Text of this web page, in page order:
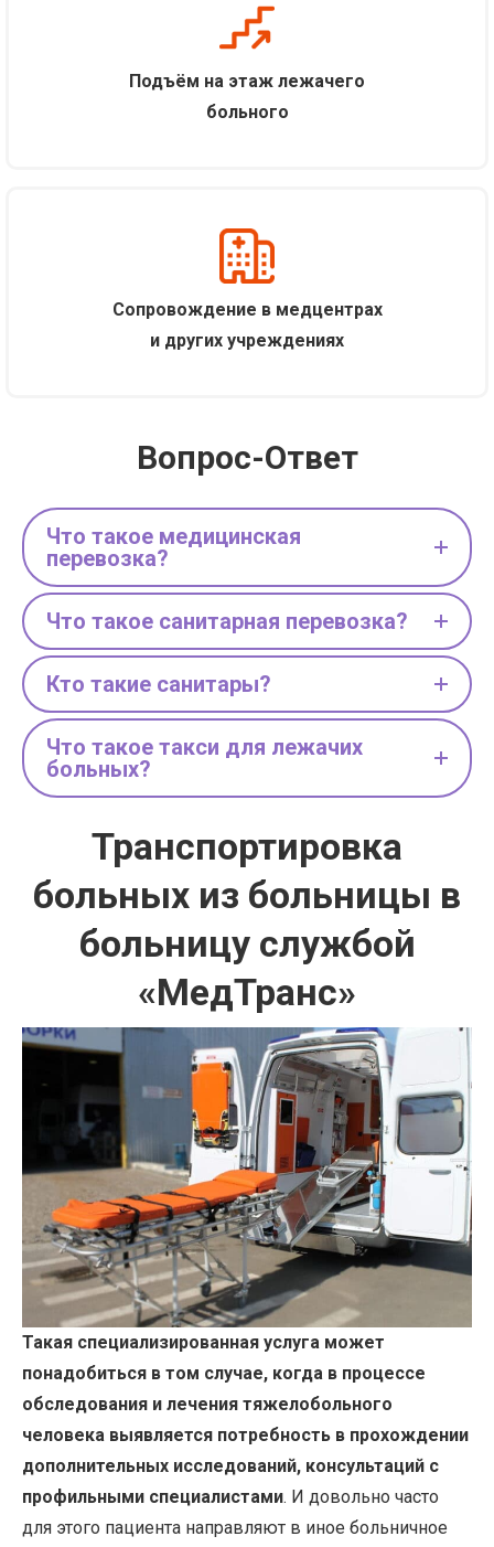
Подъём на этаж лежачего
больного
Сопровождение в медцентрах
и других учреждениях
Вопрос-Ответ
Что такое медицинская
перевозка?
Что такое санитарная перевозка?
Кто такие санитары?
Что такое такси для лежачих
больных?
Транспортировка
больных из больницы в
больницу службой
«МедТранс»
Такая специализированная услуга может
понадобиться в том случае, когда в процессе
обследования и лечения тяжелобольного
человека выявляется потребность в прохождении
дополнительных исследований, консультаций с
профильными специалистами. И довольно часто
для этого пациента направляют в иное больничное